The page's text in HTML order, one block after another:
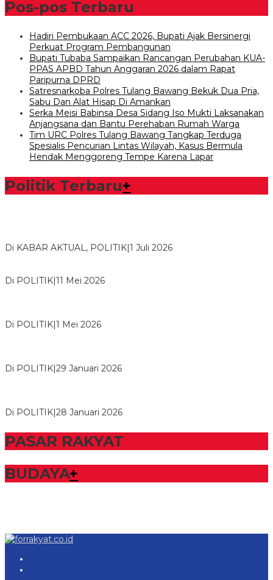
Pos-pos Terbaru
Hadiri Pembukaan ACC 2026, Bupati Ajak Bersinergi
Perkuat Program Pembangunan
Bupati Tubaba Sampaikan Rancangan Perubahan KUA-
PPAS APBD Tahun Anggaran 2026 dalam Rapat
Paripurna DPRD
Satresnarkoba Polres Tulang Bawang Bekuk Dua Pria,
Sabu Dan Alat Hisap Di Amankan
Serka Meisi Babinsa Desa Sidang Iso Mukti Laksanakan
Anjangsana dan Bantu Perehaban Rumah Warga
Tim URC Polres Tulang Bawang Tangkap Terduga
Spesialis Pencurian Lintas Wilayah, Kasus Bermula
Hendak Menggoreng Tempe Karena Lapar
Politik Terbaru+
Di KABAR AKTUAL, POLITIK 1 Juli 2026
Di POLITIK 11 Mei 2026
Di POLITIK 1 Mei 2026
Di POLITIK 29 Januari 2026
Di POLITIK 28 Januari 2026
PASAR RAKYAT
BUDAYA+